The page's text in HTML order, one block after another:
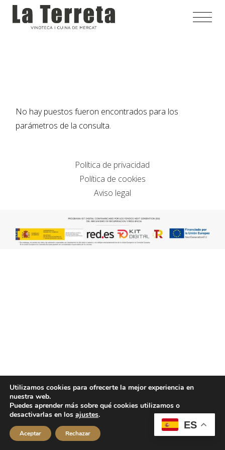
Saltar
contenido
No hay puestos fueron encontrados para los
parámetros de la consulta.
Política de privacidad
Política de cookies
Aviso legal
ES
Utilizamos cookies para ofrecerte la mejor experiencia en
nuestra web.
Puedes aprender más sobre qué cookies utilizamos o
desactivarlas en los ajustes.
Aceptar Rechazar